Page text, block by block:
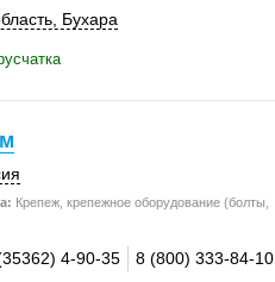
, Бухара
Крепеж, крепежное оборудование (болты,
4-90-35 8 (800) 333-84-10